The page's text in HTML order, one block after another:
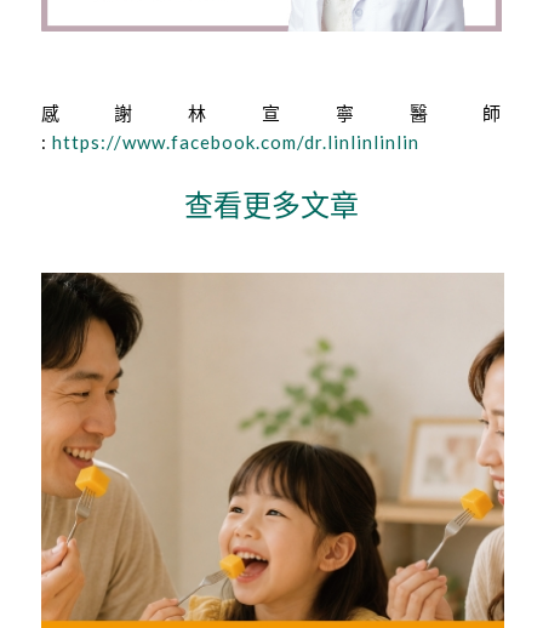
感謝林宣寧醫師
: https://www.facebook.com/dr.linlinlinlin
查看更多文章